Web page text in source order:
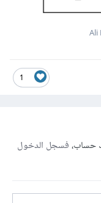
1
حساب،فسجل الدخول